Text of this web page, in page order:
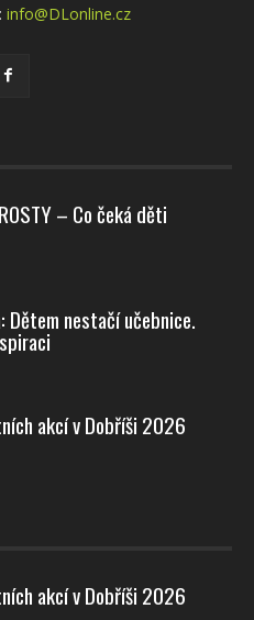
info@DLonline.cz
– Co čeká děti
Dětem nestačí učebnice.
akcí v Dobříši 2026
akcí v Dobříši 2026